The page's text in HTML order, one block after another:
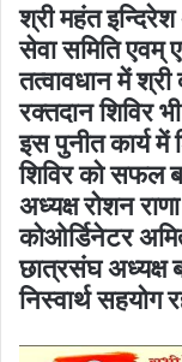
श्री महंत
सेवा समिति
तत्वावधान में
रक्तदान शिविर
इस पुनीत कार्य
शिविर को सफल
अध्यक्ष रोशन
कोओर्डिनेटर
छात्रसंघ अध्यक्ष
निस्वार्थ सहयोग